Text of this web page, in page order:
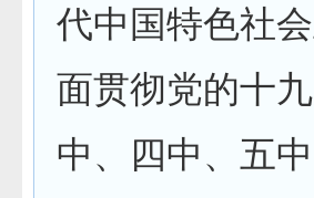
代中国特色社
面贯彻党的十
中、四中、五